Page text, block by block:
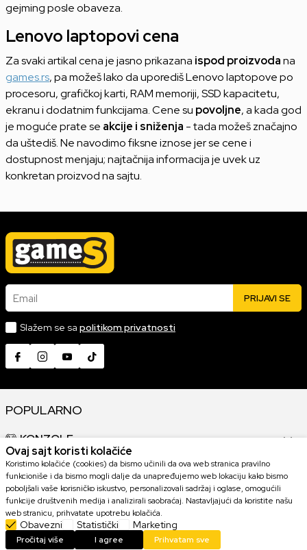
gejming posle obaveza.
Lenovo laptopovi cena
Za svaki artikal cena je jasno prikazana ispod proizvodana
games.rs, pa možeš lako da uporediš Lenovo laptopove po
procesoru, grafičkoj karti, RAM memoriji, SSD kapacitetu,
ekranu i dodatnim funkcijama. Cene su povoljne, a kada god
je moguće prate se akcije i sniženja - tada možeš značajno
da uštediš. Ne navodimo fiksne iznose jer se cene i
dostupnost menjaju; najtačnija informacija je uvek uz
konkretan proizvod na sajtu.
Email PRIJAVI SE
Slažem se sa politikom privatnosti
POPULARNO
KONZOLE
GAMING OPREMA
KOLEKCIONARSKE FIGURE
IGRICE
Ovaj sajt koristi kolačiće
Koristimo kolačiće (cookies) da bismo učinili da ova web stranica pravilno
funkcioniše i da bismo mogli dalje da unapređujemo web lokaciju kako bismo
poboljšali vaše korisničko iskustvo, personalizovali sadržaj i oglase, omogućili
funkcije društvenih medija i analizirali saobraćaj. Nastavljajući da koristite našu
web stranicu, prihvatate upotrebu kolačića.
Obavezni Statistički Marketing
Pročitaj više I agree Prihvatam sve